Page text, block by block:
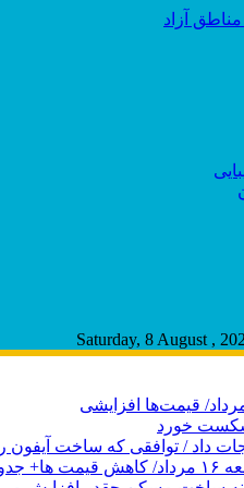
آزاد
خورد
داد / توافقی که ساخت آیفون